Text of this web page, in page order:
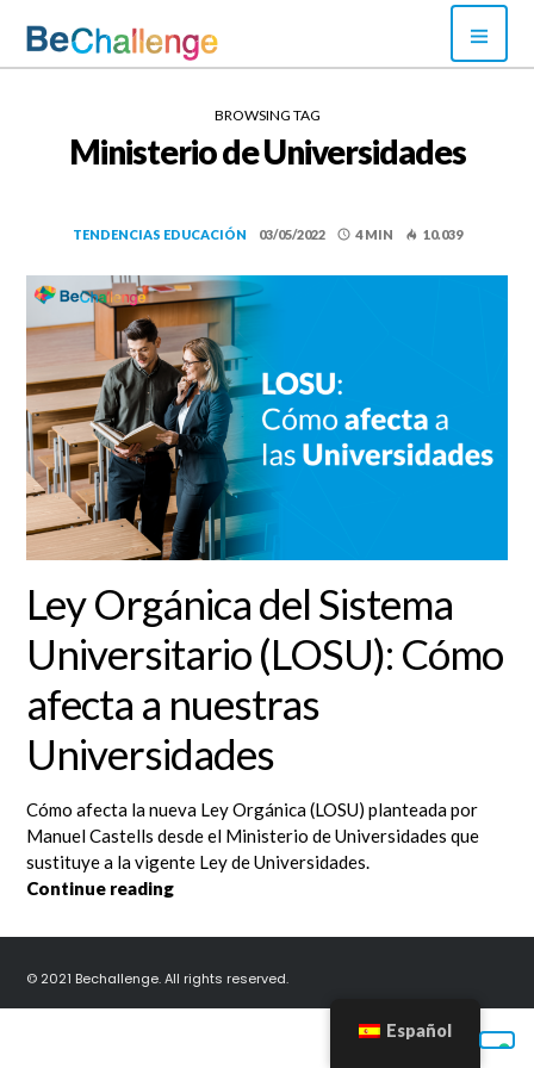
content
BROWSING TAG
Ministerio de Universidades
TENDENCIAS EDUCACIÓN 03/05/2022 4 MIN 10.039
Ley Orgánica del Sistema
Universitario (LOSU): Cómo
afecta a nuestras
Universidades
Cómo afecta la nueva Ley Orgánica (LOSU) planteada por
Manuel Castells desde el Ministerio de Universidades que
sustituye a la vigente Ley de Universidades.
Continue readingLey Orgánica del Sistema Universitario
© 2021 Bechallenge. All rights reserved.
Español